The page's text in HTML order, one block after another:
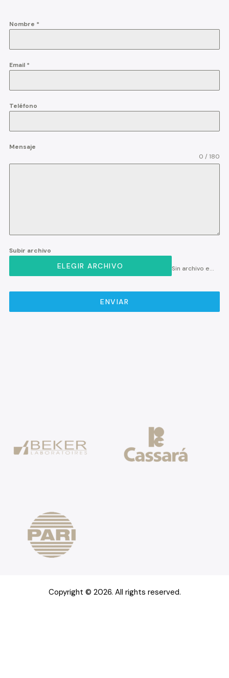
Nombre *
Email *
Teléfono
Mensaje
0 / 180
Subir archivo
ELEGIR ARCHIVO Sin archivo elegido
ENVIAR
Copyright © 2026. All rights reserved.